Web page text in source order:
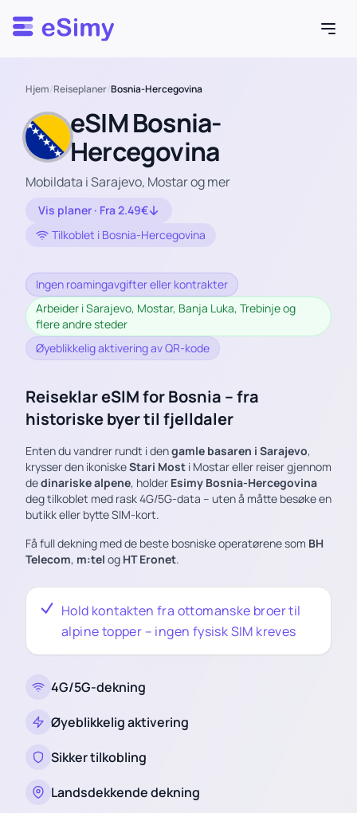
Esimy
Hjem/Reiseplaner/Bosnia-Hercegovina
eSIM Bosnia-
Hercegovina
Mobildata i Sarajevo, Mostar og mer
Vis planer · Fra 2.49€
Tilkoblet i Bosnia-Hercegovina
Ingen roamingavgifter eller kontrakter
Arbeider i Sarajevo, Mostar, Banja Luka, Trebinje og
flere andre steder
Øyeblikkelig aktivering av QR-kode
Reiseklar eSIM for Bosnia – fra
historiske byer til fjelldaler
Enten du vandrer rundt i dengamle basaren i Sarajevo,
krysser den ikoniskeStari Most i Mostar eller reiser gjennom
dedinariske alpene, holder Esimy Bosnia-Hercegovina
deg tilkoblet med rask 4G/5G-data – uten å måtte besøke en
butikk eller bytte SIM-kort.
Få full dekning med de beste bosniske operatørene som BH
Telecom, m:tel og HT Eronet.
Hold kontakten fra ottomanske broer til
alpine topper – ingen fysisk SIM kreves
4G/5G-dekning
Øyeblikkelig aktivering
Sikker tilkobling
Landsdekkende dekning